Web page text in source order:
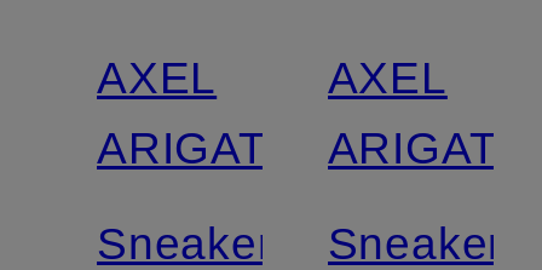
AXEL
ARIGATO
Sneaker
AXEL
ARIGATO
Sneaker